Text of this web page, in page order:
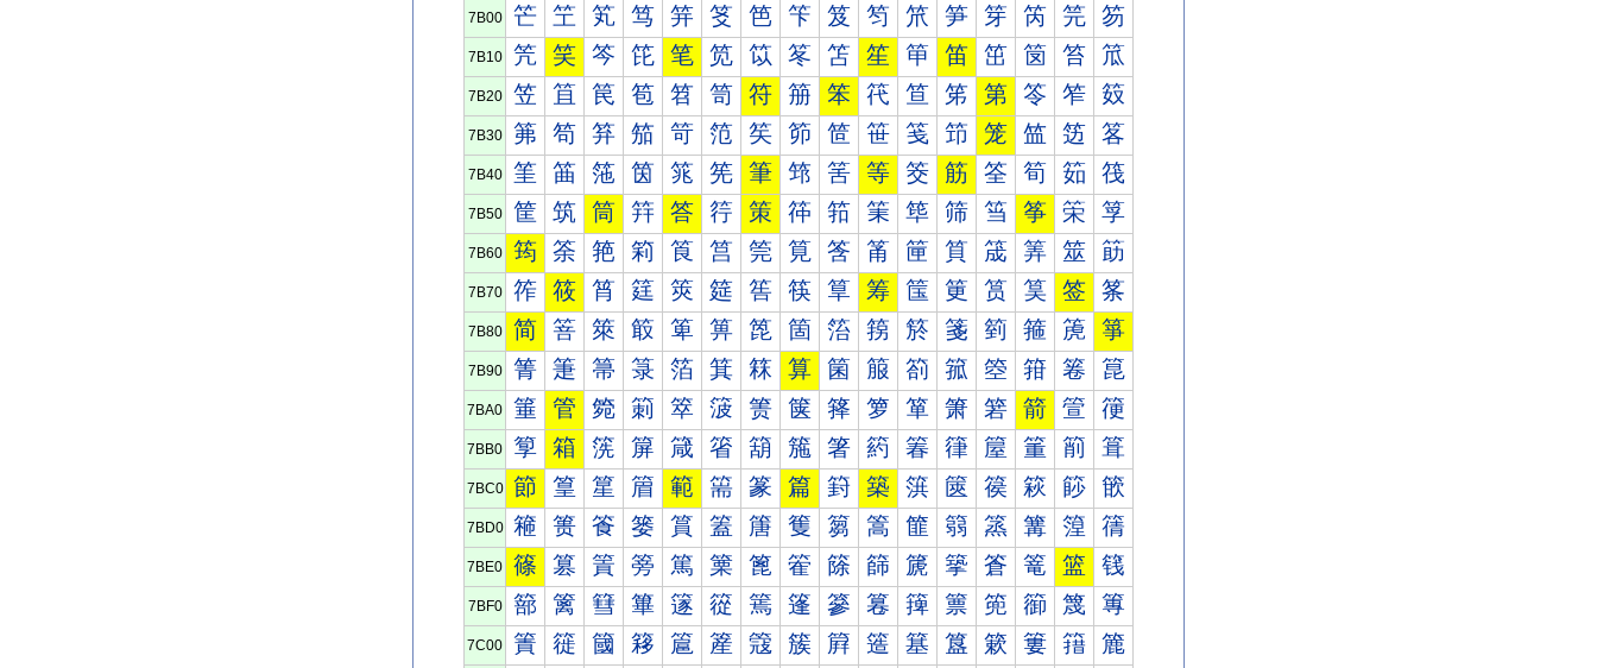
7B00 笀 笁 笂 笃 笄 笅 笆 笇 笈 笉 笊 笋 笌 笍 笎 笏
7B10 笐 笑 笒 笓 笔 笕 笖 笗 笘 笙 笚 笛 笜 笝 笞 笟
7B20 笠 笡 笢 笣 笤 笥 符 笧 笨 笩 笪 笫 第 笭 笮 笯
7B30 笰 笱 笲 笳 笴 笵 笶 笷 笸 笹 笺 笻 笼 笽 笾 笿
7B40 筀 筁 筂 筃 筄 筅 筆 筇 筈 等 筊 筋 筌 筍 筎 筏
7B50 筐 筑 筒 筓 答 筕 策 筗 筘 筙 筚 筛 筜 筝 筞 筟
7B60 筠 筡 筢 筣 筤 筥 筦 筧 筨 筩 筪 筫 筬 筭 筮 筯
7B70 筰 筱 筲 筳 筴 筵 筶 筷 筸 筹 筺 筻 筼 筽 签 筿
7B80 简 箁 箂 箃 箄 箅 箆 箇 箈 箉 箊 箋 箌 箍 箎 箏
7B90 箐 箑 箒 箓 箔 箕 箖 算 箘 箙 箚 箛 箜 箝 箞 箟
7BA0 箠 管 箢 箣 箤 箥 箦 箧 箨 箩 箪 箫 箬 箭 箮 箯
7BB0 箰 箱 箲 箳 箴 箵 箶 箷 箸 箹 箺 箻 箼 箽 箾 箿
7BC0 節 篁 篂 篃 範 篅 篆 篇 篈 築 篊 篋 篌 篍 篎 篏
7BD0 篐 篑 篒 篓 篔 篕 篖 篗 篘 篙 篚 篛 篜 篝 篞 篟
7BE0 篠 篡 篢 篣 篤 篥 篦 篧 篨 篩 篪 篫 篬 篭 篮 篯
7BF0 篰 篱 篲 篳 篴 篵 篶 篷 篸 篹 篺 篻 篼 篽 篾 篿
7C00 簀 簁 簂 簃 簄 簅 簆 簇 簈 簉 簊 簋 簌 簍 簎 簏